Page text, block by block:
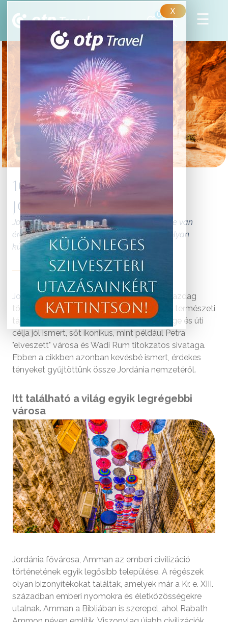
X
0
10 érdekesség
Jordániáról
Jordánia gazdag kultúrája és történelme tele van
érdekességekkel. Csokorba gyűjtöttünk 10 olyan
különleges tényt, melyet kevesen ismernek.
Jordániaegy kis ország a Közel-Keleten. Gazdag
történelmet és kultúrát, valamint gyönyörű természeti
tájakat rejt magában. Néhány nevezetessége és úti
célja jól ismert, sőt ikonikus, mint például Petra
"elveszett" városa és Wadi Rum titokzatos sivataga.
Ebben a cikkben azonban kevésbé ismert, érdekes
tényeket gyűjtöttünk össze Jordánia nemzetéről.
Itt található a világ egyik legrégebbi
városa
Jordánia fővárosa, Amman az emberi civilizáció
történetének egyik legősibb települése. A régészek
olyan bizonyítékokat találtak, amelyek már a Kr. e. XIII.
században emberi nyomokra és életközösségekre
utalnak. Amman a Bibliában is szerepel, ahol Rabath